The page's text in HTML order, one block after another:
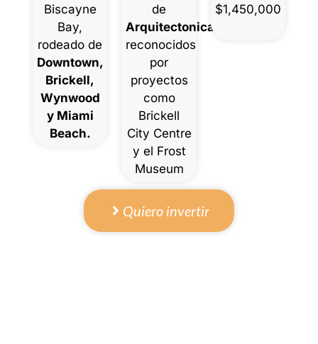
Biscayne
Bay,
rodeado de
Downtown,
Brickell,
Wynwood
y Miami
Beach.
de
ArquitectonicaGEO
reconocidos
por
proyectos
como
Brickell
City Centre
y el Frost
Museum
$1,450,000
Quiero invertir